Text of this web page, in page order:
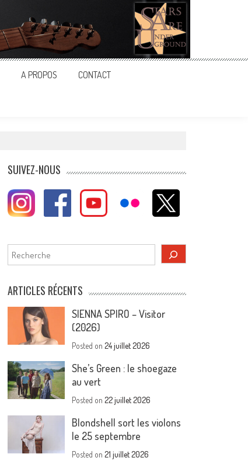
A PROPOS CONTACT
SUIVEZ-NOUS
Rechercher
ARTICLES RÉCENTS
SIENNA SPIRO – Visitor
(2026)
Posted on24 juillet 2026
She’s Green : le shoegaze
au vert
Posted on22 juillet 2026
Blondshell sort les violons
le 25 septembre
Posted on21 juillet 2026